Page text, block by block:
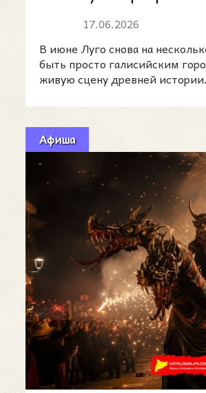
исторической
17.06.2026
В июне Луго снова на
быть просто галисийским
живую сцену древней истории.
Афиша